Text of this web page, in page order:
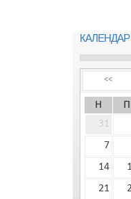
<<
Н
П
31
7
14
21